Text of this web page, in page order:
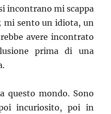
incontrano mi scappa
mi sento un idiota, un
avere incontrato
prima di una
questo mondo. Sono
incuriosito, poi in